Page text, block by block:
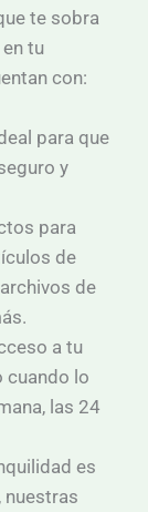
te sobra
tu
con:
para que
y
para
de
de
a tu
cuando lo
las 24
es
nuestras